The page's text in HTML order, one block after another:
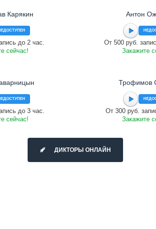
Карякин
до 2 час.
сейчас!
Антон
От 500 руб.
Закажите
до 3 час.
сейчас!
Трофимов
От 300 руб.
Закажите
ДИКТОРЫ ОНЛАЙН